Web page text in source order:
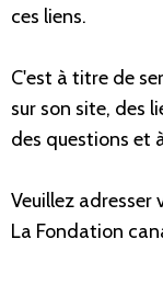
ces liens.
C'est à titre de
sur son site, des
des questions et
Veuillez adresser
La Fondation